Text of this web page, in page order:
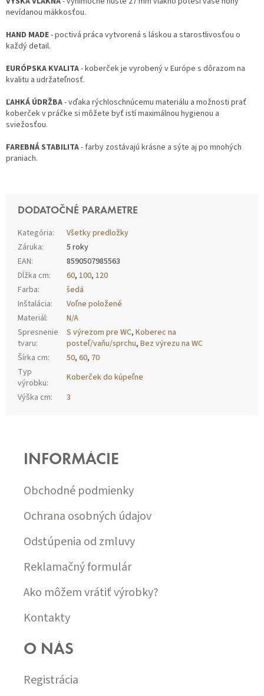
nevídanou mäkkosťou.
HAND MADE- poctivá práca vytvorená s láskou a starostlivosťou o
každý detail.
EURÓPSKA KVALITA- koberček je vyrobený v Európe s dôrazom na
kvalitu a udržateľnosť.
ĽAHKÁ ÚDRŽBA- vďaka rýchloschnúcemu materiálu a možnosti prať
koberček v práčke si môžete byť istí maximálnou hygienou a
sviežosťou.
FAREBNÁ STABILITA- farby zostávajú krásne a sýte aj po mnohých
praniach.
DODATOČNÉ PARAMETRE
Kategória:
Všetky predložky
Záruka:
5 roky
EAN:
8590507985563
Dĺžka cm: 60, 100, 120
Farba:
šedá
Inštalácia:
Voľne položené
Materiál:
N/A
Spresnenie
tvaru:
S výrezom pre WC, Koberec na
posteľ/vaňu/sprchu, Bez výrezu na WC
Šírka cm: 50, 60, 70
Typ
výrobku:
Koberček do kúpeľne
Výška cm:
3
INFORMÁCIE
Obchodné podmienky
Ochrana osobných údajov
Odstúpenia od zmluvy
Reklamačný formulár
Ako môžem vrátiť výrobky?
Kontakty
O NÁS
Registrácia